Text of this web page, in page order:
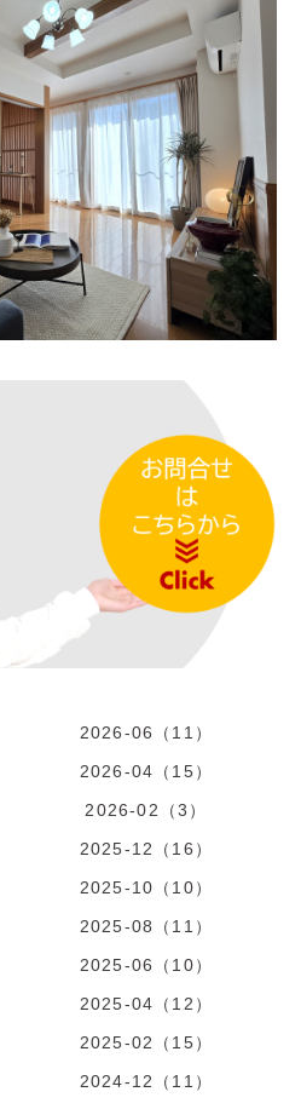
2026-06（11）
2026-04（15）
2026-02（3）
2025-12（16）
2025-10（10）
2025-08（11）
2025-06（10）
2025-04（12）
2025-02（15）
2024-12（11）